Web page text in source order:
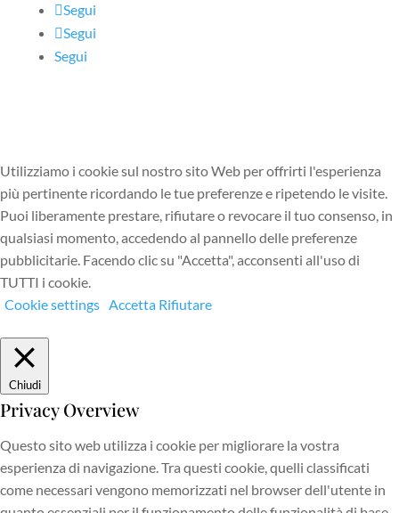
Segui
Segui
Segui
Utilizziamo i cookie sul nostro sito Web per offrirti l'esperienza
più pertinente ricordando le tue preferenze e ripetendo le visite.
Puoi liberamente prestare, rifiutare o revocare il tuo consenso, in
qualsiasi momento, accedendo al pannello delle preferenze
pubblicitarie. Facendo clic su "Accetta", acconsenti all'uso di
TUTTI i cookie.
Cookie settings Accetta Rifiutare
Chiudi
Privacy Overview
Questo sito web utilizza i cookie per migliorare la vostra
esperienza di navigazione. Tra questi cookie, quelli classificati
come necessari vengono memorizzati nel browser dell'utente in